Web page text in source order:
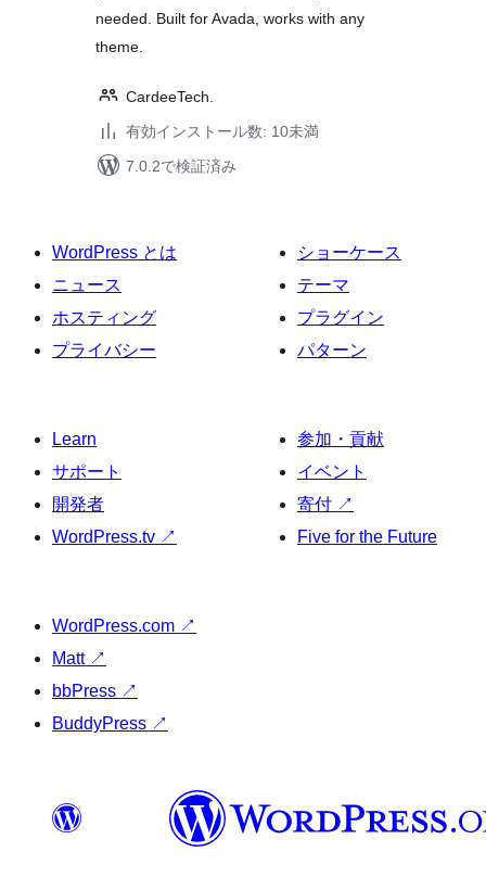
needed. Built for Avada, works with any
theme.
CardeeTech.
有効インストール数: 10未満
7.0.2で検証済み
WordPress とは
ニュース
ホスティング
プライバシー
ショーケース
テーマ
プラグイン
パターン
Learn
サポート
開発者
WordPress.tv ↗
参加・貢献
イベント
寄付 ↗
Five for the Future
WordPress.com ↗
Matt ↗
bbPress ↗
BuddyPress ↗